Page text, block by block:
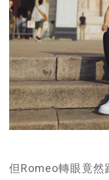
但Romeo轉眼竟然